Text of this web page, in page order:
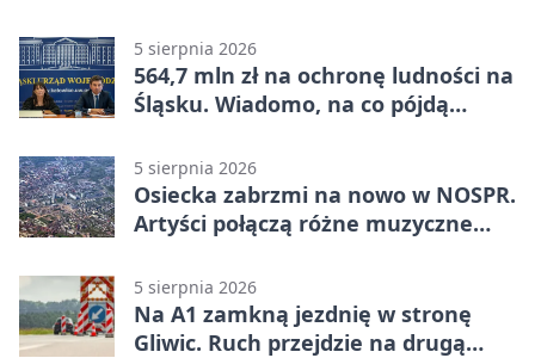
5 sierpnia 2026
564,7 mln zł na ochronę ludności na
Śląsku. Wiadomo, na co pójdą
5 sierpnia 2026
Osiecka zabrzmi na nowo w NOSPR.
Artyści połączą różne muzyczne
5 sierpnia 2026
Na A1 zamkną jezdnię w stronę
Gliwic. Ruch przejdzie na drugą